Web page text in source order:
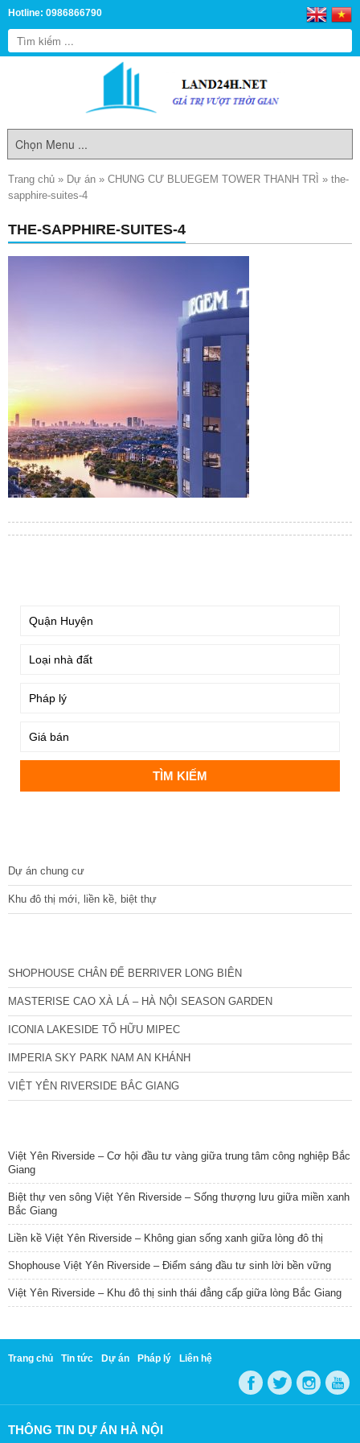
Hotline: 0986866790
Trang chủ » Dự án » CHUNG CƯ BLUEGEM TOWER THANH TRÌ » the-
sapphire-suites-4
THE-SAPPHIRE-SUITES-4
Dự án chung cư
Khu đô thị mới, liền kề, biệt thự
SHOPHOUSE CHÂN ĐẾ BERRIVER LONG BIÊN
MASTERISE CAO XÀ LÁ – HÀ NỘI SEASON GARDEN
ICONIA LAKESIDE TỐ HỮU MIPEC
IMPERIA SKY PARK NAM AN KHÁNH
VIỆT YÊN RIVERSIDE BẮC GIANG
Việt Yên Riverside – Cơ hội đầu tư vàng giữa trung tâm công nghiệp Bắc
Giang
Biệt thự ven sông Việt Yên Riverside – Sống thượng lưu giữa miền xanh
Bắc Giang
Liền kề Việt Yên Riverside – Không gian sống xanh giữa lòng đô thị
Shophouse Việt Yên Riverside – Điểm sáng đầu tư sinh lời bền vững
Việt Yên Riverside – Khu đô thị sinh thái đẳng cấp giữa lòng Bắc Giang
Trang chủ Tin tức Dự án Pháp lý Liên hệ
THÔNG TIN DỰ ÁN HÀ NỘI